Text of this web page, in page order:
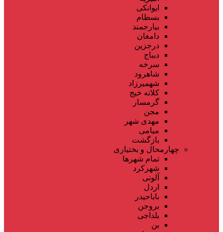
ایوانکی
بسطام
بیارجمند
دامغان
درجزین
دیباج
سرخه
شاهرود
شهمیرزاد
کلاته خیج
گرمسار
مجن
مهدی شهر
میامی
بازگشت
چهارمحال و بختیاری
تمام شهر‌ها
شهرکرد
آلونی
اردل
باباحیدر
بروجن
بلداجی
بن